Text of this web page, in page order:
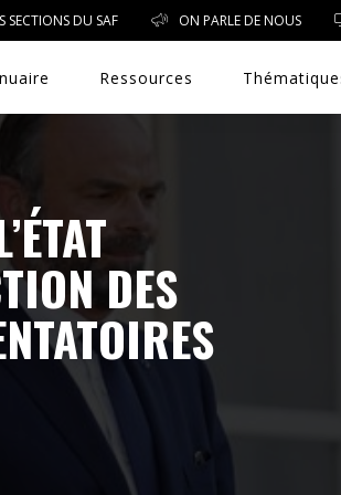
SECTIONS DU SAF ON PARLE DE NOUS
Ressources
SANTÉ
PROFESSIONNEL
DES